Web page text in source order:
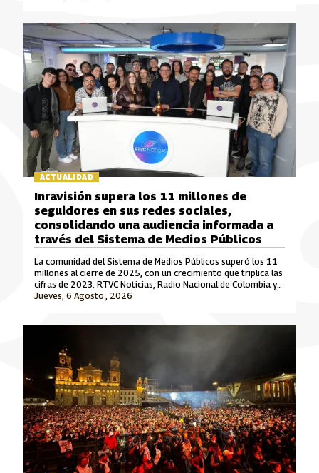
ACTUALIDAD
Jueves, 6 Agosto , 2026
Inravisión supera los 11 millones de
seguidores en sus redes sociales,
consolidando una audiencia informada a
través del Sistema de Medios Públicos
La comunidad del Sistema de Medios Públicos superó los 11
millones al cierre de 2025, con un crecimiento que triplica las
cifras de 2023. RTVC Noticias, Radio Nacional de Colombia y
Señal Colombia son las marcas que lideran este crecimiento.